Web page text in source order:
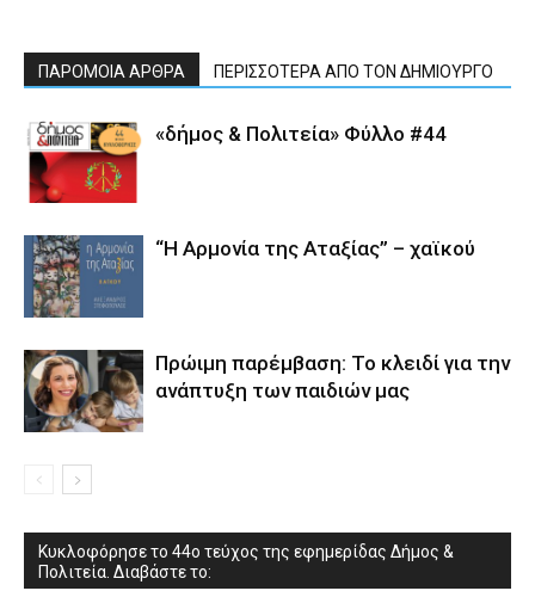
ΠΑΡΟΜΟΙΑ ΑΡΘΡΑ ΠΕΡΙΣΣΟΤΕΡΑ ΑΠΟ ΤΟΝ ΔΗΜΙΟΥΡΓΟ
«δήμος & Πολιτεία» Φύλλο #44
“Η Αρμονία της Αταξίας” – χαϊκού
Πρώιμη παρέμβαση: Το κλειδί για την
ανάπτυξη των παιδιών µας
Κυκλοφόρησε το 44ο τεύχος της εφημερίδας Δήμος &
Πολιτεία. Διαβάστε το: